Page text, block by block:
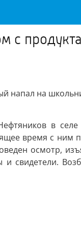
с
напал на
в
время с ним
осмотр,
свидетели.